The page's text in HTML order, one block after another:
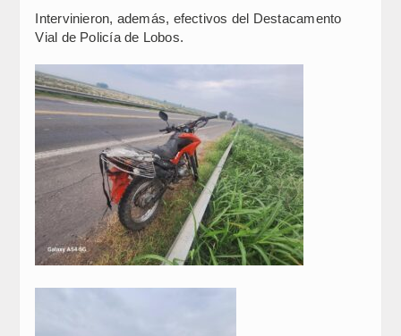
Intervinieron, además, efectivos del Destacamento
Vial de Policía de Lobos.